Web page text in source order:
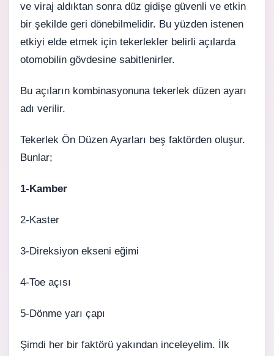
ve viraj aldıktan sonra düz gidişe güvenli ve etkin
bir şekilde geri dönebilmelidir. Bu yüzden istenen
etkiyi elde etmek için tekerlekler belirli açılarda
otomobilin gövdesine sabitlenirler.
Bu açıların kombinasyonuna tekerlek düzen ayarı
adı verilir.
Tekerlek Ön Düzen Ayarları beş faktörden oluşur.
Bunlar;
1-Kamber
2-Kaster
3-Direksiyon ekseni eğimi
4-Toe açısı
5-Dönme yarı çapı
Şimdi her bir faktörü yakından inceleyelim. İlk